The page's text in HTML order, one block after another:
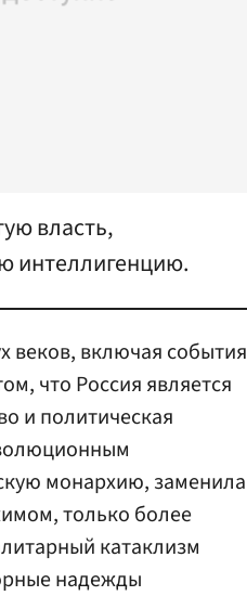
власть,
интеллигенцию.
веков, включая события
что Россия является
и политическая
монархию, заменила
только более
катаклизм
надежды